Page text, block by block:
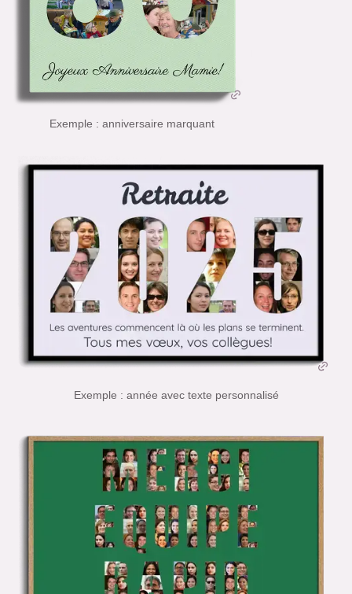
Exemple : anniversaire marquant
Exemple : année avec texte personnalisé